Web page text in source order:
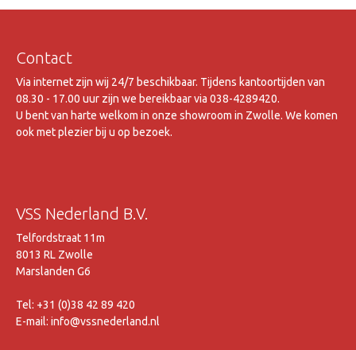
Contact
Via internet zijn wij 24/7 beschikbaar. Tijdens kantoortijden van
08.30 - 17.00 uur zijn we bereikbaar via 038-4289420.
U bent van harte welkom in onze showroom in Zwolle. We komen
ook met plezier bij u op bezoek.
VSS Nederland B.V.
Telfordstraat 11m
8013 RL Zwolle
Marslanden G6
Tel: +31 (0)38 42 89 420
E-mail: info@vssnederland.nl